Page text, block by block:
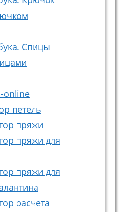
Спицы
online
петель
пряжи
пряжи для
пряжи для
расчета